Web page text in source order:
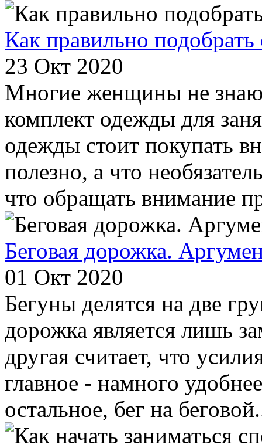
Как правильно
23 Окт 2020
Многие женщины не
комплект одежды для
одежды стоит покупать
полезно, а что
что обращать внимание
Беговая дорожка.
01 Окт 2020
Бегуны делятся на две
дорожка является лишь
другая считает, что
главное - намного
остальное, бег на